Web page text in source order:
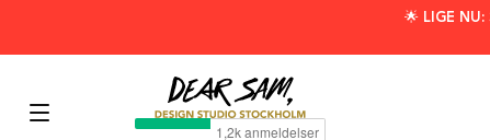
🌟 LIGE NU: